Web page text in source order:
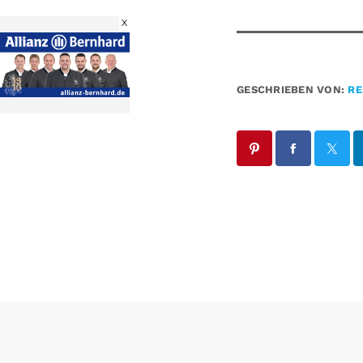
GESCHRIEBEN VON:
X